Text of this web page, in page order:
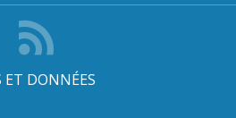
ET DONNÉES